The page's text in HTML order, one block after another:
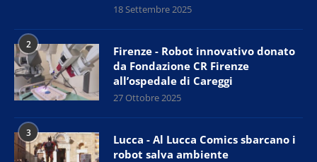
18 Settembre 2025
2
Firenze - Robot innovativo donato
da Fondazione CR Firenze
all’ospedale di Careggi
27 Ottobre 2025
3
Lucca - Al Lucca Comics sbarcano i
robot salva ambiente